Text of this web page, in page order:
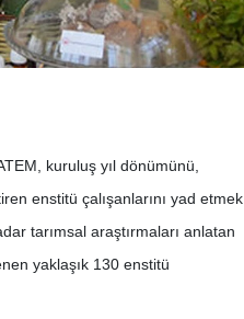
kuruluş yıl dönümünü,
enstitü çalışanlarını yad etmek
tarımsal araştırmaları anlatan
yaklaşık 130 enstitü